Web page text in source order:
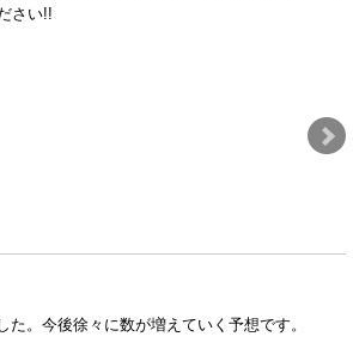
さい!!
。今後徐々に数が増えていく予想です。